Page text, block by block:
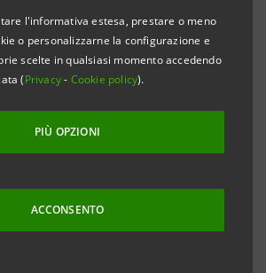
l'informativa estesa, prestare o meno
o personalizzarne la configurazione e
scelte in qualsiasi momento accedendo
(Privacy- Cookie policy).
PIÙ OPZIONI
ACCONSENTO
dai due distretti
che superano i livelli pre-
a doppia cifra anche Mobilio e
(Intesa Sanpaolo): “Confermata